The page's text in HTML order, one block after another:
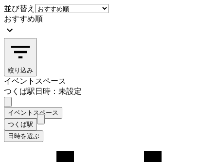
並び替え
おすすめ順
絞り込み
イベントスペース
つくば駅日時：未設定
イベントスペース
つくば駅
日時を選ぶ